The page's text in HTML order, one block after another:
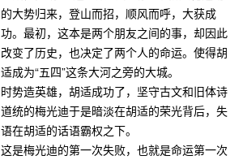
的大势归来，登山而招，顺风而呼，大获成
功。最初，这本是两个朋友之间的事，却因此
改变了历史，也决定了两个人的命运。使得胡
适成为“五四”这条大河之旁的大城。
时势造英雄，胡适成功了，坚守古文和旧体诗
道统的梅光迪于是暗淡在胡适的荣光背后，失
语在胡适的话语霸权之下。
这是梅光迪的第一次失败，也就是命运第一次